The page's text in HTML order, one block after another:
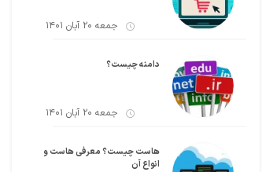
جمعه 20 آبان 1401
دامنه چیست؟
جمعه 20 آبان 1401
هاست چیست؟ معرفی هاست و
انواع آن